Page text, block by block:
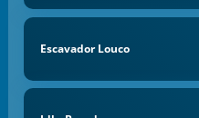
Escavador Louco